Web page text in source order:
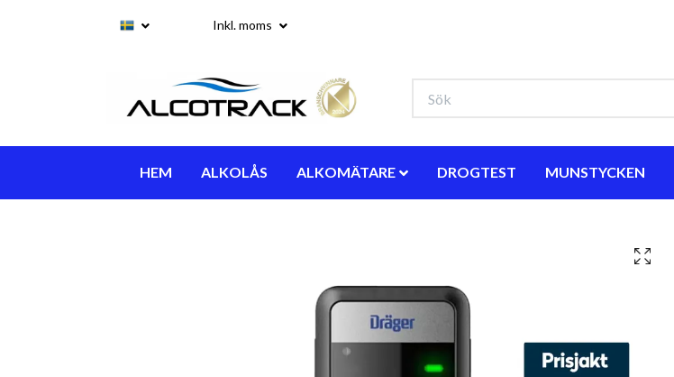
Inkl. moms
HEM ALKOLÅS ALKOMÄTARE DROGTEST MUNSTYCKEN